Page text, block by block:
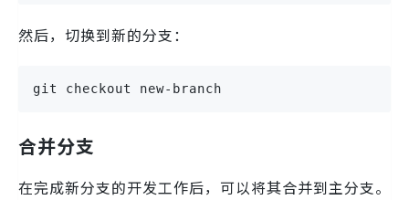
然后，切换到新的分支：
git checkout new-branch
合并分支
在完成新分支的开发工作后，可以将其合并到主分支。